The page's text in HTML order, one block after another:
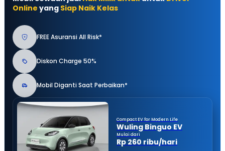
Online yang Siap Naik Kelas
FREE Asuransi All Risk*
Diskon Charge 50%
Mobil Diganti Saat Perbaikan*
Compact EV for Modern Life
Wuling Binguo EV
Mulai dari
Rp 260 ribu/hari